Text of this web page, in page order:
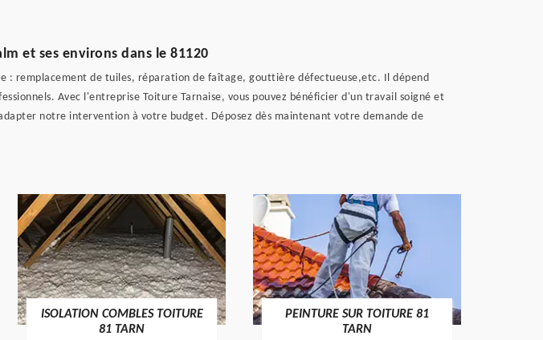
et ses environs dans le 81120
remplacement de tuiles, réparation de faîtage, gouttière défectueuse,etc. Il dépend
Avec l'entreprise Toiture Tarnaise, vous pouvez bénéficier d'un travail soigné et
notre intervention à votre budget. Déposez dès maintenant votre demande de
PEINTURE SUR TOITURE 81
TARN
RECHERCHE FUITE DE TOITURE
81 TARN